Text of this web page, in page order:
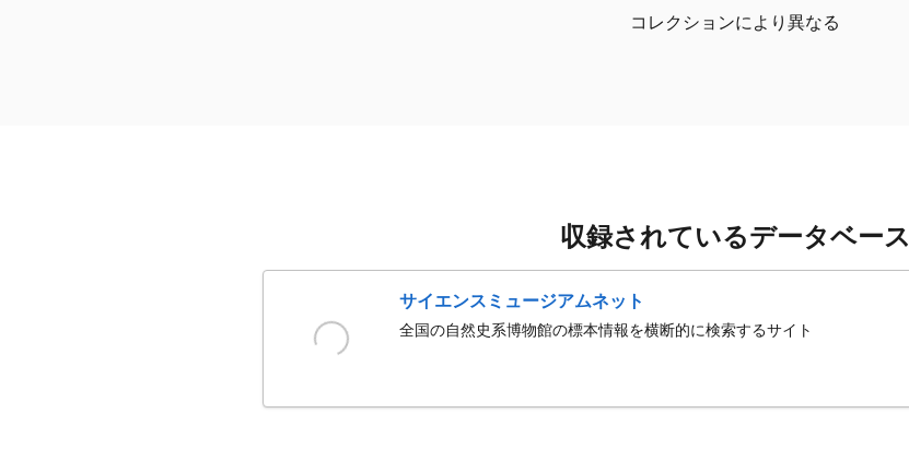
コレクションにより異なる
収録されているデータベース
サイエンスミュージアムネット
全国の自然史系博物館の標本情報を横断的に検索するサイト